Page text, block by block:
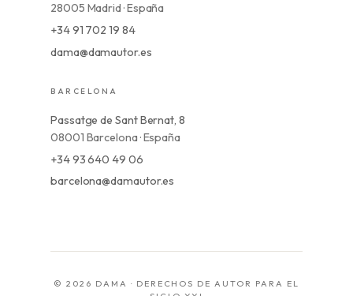
28005 Madrid · España
+34 91 702 19 84
dama@damautor.es
BARCELONA
Passatge de Sant Bernat, 8
08001 Barcelona · España
+34 93 640 49 06
barcelona@damautor.es
© 2026 DAMA · DERECHOS DE AUTOR PARA EL